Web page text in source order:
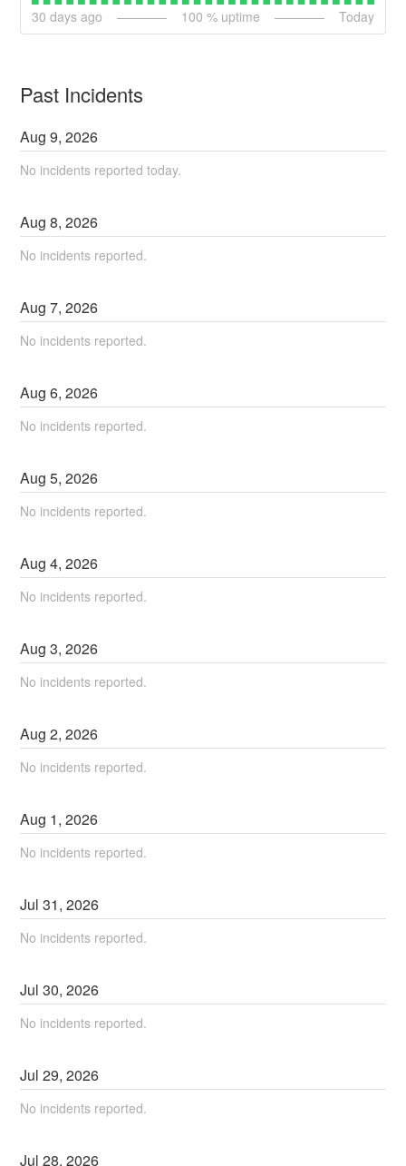
30 days ago 100 % uptime Today
Past Incidents
Aug9,2026
No incidents reported today.
Aug8,2026
No incidents reported.
Aug7,2026
No incidents reported.
Aug6,2026
No incidents reported.
Aug5,2026
No incidents reported.
Aug4,2026
No incidents reported.
Aug3,2026
No incidents reported.
Aug2,2026
No incidents reported.
Aug 1,2026
No incidents reported.
Jul31,2026
No incidents reported.
Jul30,2026
No incidents reported.
Jul29,2026
No incidents reported.
Jul28,2026